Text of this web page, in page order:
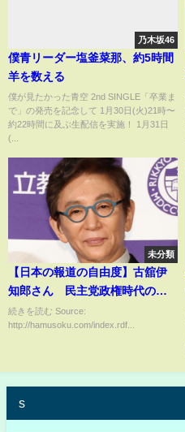
乃木坂46
僕青リーダー塩釜菜那、約5時間
羊を数える
僕が見たかった青空 2nd SINGLE「卒業ま
で」の発売を記念して 1月30日(火)21時〜
約22時間に及ぶ生配信を実施！ 1月31日
(...
未分類
【日本の報道の自由度】古舘伊
知郎さん 民主党政権時代の圧
力をバラした上に安倍総理のと
きは圧力なんてなかったと証言
続きを読む Source:
http://hamusoku.com/index.rdf...
s